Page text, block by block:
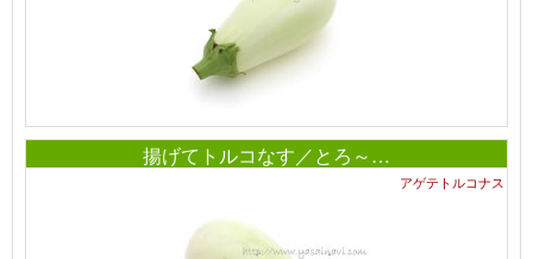
揚げてトルコなす／とろ～…
アゲテトルコナス